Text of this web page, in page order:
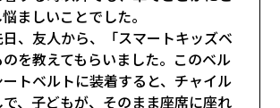
ましいことでした。
、友人から、「スマートキッズベ
を教えてもらいました。このベル
ートベルトに装着すると、チャイル
で、子どもが、そのまま座席に座れ